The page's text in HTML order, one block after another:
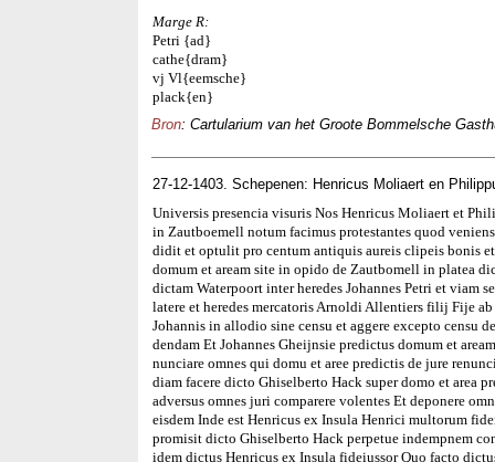
Marge R:
Petri {ad}
cathe{dram}
vj Vl{eemsche}
plack{en}
Bron: Cartularium van het Groote Bommelsche
27-12-1403. Schepenen: Henricus Moliaert en
Universis presencia visuris Nos Henricus Moliaert et
in Zautboemell notum facimus protestantes quod
didit et optulit pro centum antiquis aureis clipeis bonis
domum et aream site in opido de Zautbomell in platea
dictam Waterpoort inter heredes Johannes Petri et viam
latere et heredes mercatoris Arnoldi Allentiers filij Fije
Johannis in allodio sine censu et aggere excepto censu
dendam Et Johannes Gheijnsie predictus domum et
nunciare omnes qui domu et aree predictis de jure
diam facere dicto Ghiselberto Hack super domo et area
adversus omnes juri comparere volentes Et deponere
eisdem Inde est Henricus ex Insula Henrici multorum
promisit dicto Ghiselberto Hack perpetue indempnem
idem dictus Henricus ex Insula fideiussor Quo facto